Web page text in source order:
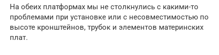
На обеих платформах мы не столкнулись с какими-то
проблемами при установке или с несовместимостью по
высоте кронштейнов, трубок и элементов материнских
плат.